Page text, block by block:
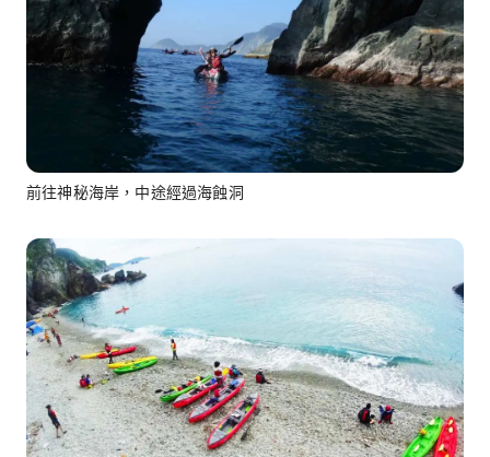
前往神秘海岸，中途經過海蝕洞